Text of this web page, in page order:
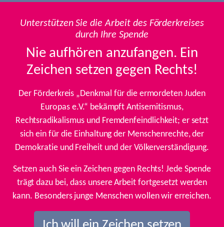
Unterstützen Sie die Arbeit des Förderkreises
durch Ihre Spende
Nie aufhören anzufangen. Ein
Zeichen setzen gegen Rechts!
Der Förderkreis „Denkmal für die ermordeten Juden
Europas e.V.“ bekämpft Antisemitismus,
Rechtsradikalismus und Fremdenfeindlichkeit; er setzt
sich ein für die Einhaltung der Menschenrechte, der
Demokratie und Freiheit und der Völkerverständigung.
Setzen auch Sie ein Zeichen gegen Rechts! Jede Spende
trägt dazu bei, dass unsere Arbeit fortgesetzt werden
kann. Besonders junge Menschen wollen wir erreichen.